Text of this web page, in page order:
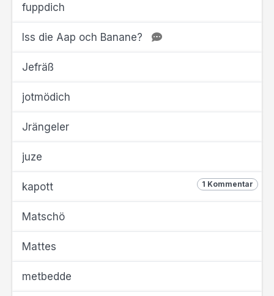
fuppdich
Iss die Aap och Banane?
Jefräß
jotmödich
Jrängeler
juze
1 Kommentar
kapott
Matschö
Mattes
metbedde